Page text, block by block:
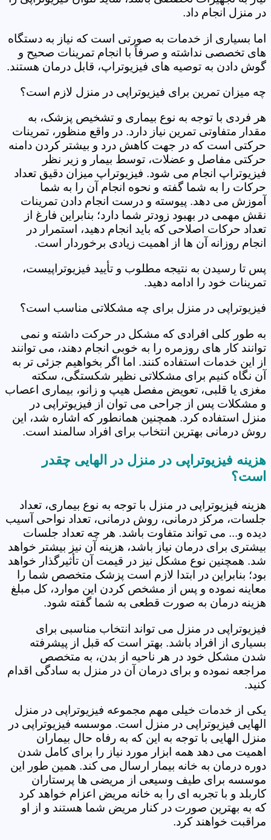
در منزل انجام داد.
اما بسیاری از خدمات به صورتی است که نیاز به دستگاه
های تخصصی نداشته و صرفاً با انجام تمرینات صحیح و
گوش دادن به توصیه های فیزیوتراپ، قابل درمان هستند.
چه میزان تمرین برای فیزیوتراپی در منزل لازم است؟
هر فردی با توجه به نوع بیماری و تشخیص پزشک، به
مقدار متفاوتی تمرین نیاز دارد. در واقع منظور، تمرینات
حرکتی است که در جهت کاهش درد و بیشتر کردن دامنه
حرکتی مفاصل و عضلات، توسط بیمار و زیر نظر
فیزیوتراپ انجام می شود. فیزیوتراپ میزان دقیق تعداد
حرکات را به شما گفته و نحوه انجام آن را به شما
آموزش می دهد. پیوسته و درست انجام دادن تمرینات
نقش مهمی در بهبود زودتر شما دارد؛ بنابراین فارغ از
تعداد حرکات اصلاحی که باید انجام دهید، استمرار در
انجام روزانه آن ها از اهمیت زیادی برخوردار است.
پس تا رسیدن به نتیجه مطلوب و تأیید فیزیوتراپیست،
تمرینات خود را ادامه دهید.
فیزیوتراپی در منزل برای چه مشکلاتی مناسب است؟
به طور کلی افرادی که مشکل در حرکت داشته و نمی
توانند کار های روزمره را به خوبی انجام دهند، می توانند
از این خدمات استفاده کنند. اما اگر بخواهیم جزئی تر به
آن نگاه کنیم برای مشکلاتی نظیر شکستگی، سکته
مغزی یا قلبی، تعویض مفصل هیپ و زانو، بیماری اعصاب
و مشکلات پس از جراحی می توان از فیزیوتراپی در
منزل استفاده کرد. همچنین همانطور که اشاره شد، این
روش درمانی بهترین انتخاب برای افراد سالمند است.
هزینه فیزیوتراپی در منزل در الهایی چقدر
است؟
هزینه فیزیوتراپی در منزل با توجه به نوع بیماری، تعداد
جلسات، مرکز درمانی، روش درمانی، تعداد نواحی آسیب
دیده و... می تواند متفاوت باشد. هر چه تعداد جلسات
بیشتری برای درمان نیاز باشد، هزینه آن نیز بیشتر خواهد
شد. همچنین نوع مشکل نیز در قیمت آن تأثیرگذار خواهد
بود؛ بنابراین در ابتدا لازم است پزشک متخصص شما را
معاینه نموده و پس از مشخص کردن این موارد، کل مبلغ
هزینه درمان به صورت قطعی به شما گفته شود.
فیزیوتراپی در منزل می تواند انتخاب مناسبی برای
بسیاری از افراد باشد. بهتر است که قبل از پیشرفته
شدن مشکل خود در هر ناحیه از بدن، به متخصص
مراجعه نموده و برای درمان آن در منزل به سادگی اقدام
کنید.
یکی از خدمات خیلی مهم مجموعه فیزیوتراپی در منزل
الهایی فیزیوتراپی در منزل است. موسسه فیزیوتراپی در
منزل الهایی با توجه به این که به رفاه حال بیماران
اهمیت می دهد همه ابزار مورد نیاز را برای کامل شدن
دوره درمان به خانه بیمار ارسال می کند. همین طور این
موسسه برای طیف وسیعی از مریضی ها پرستاران
کاربلد و با تجربه ای را به خانه مریض اعزام خواهد کرد
که به بهترین صورت در کنار مریض شما هستند و از او
مراقبت خواهند کرد.